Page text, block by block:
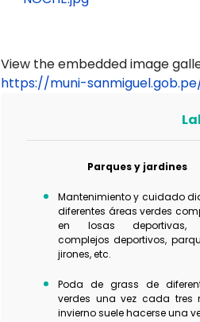
View the embedded image
https://muni-
Parques y jardines
Mantenimiento y cuidado
diferentes áreas verdes
en losas deportivas,
complejos deportivos,
jirones, etc.
Poda de grass de
verdes una vez cada tres
invierno suele hacerse una